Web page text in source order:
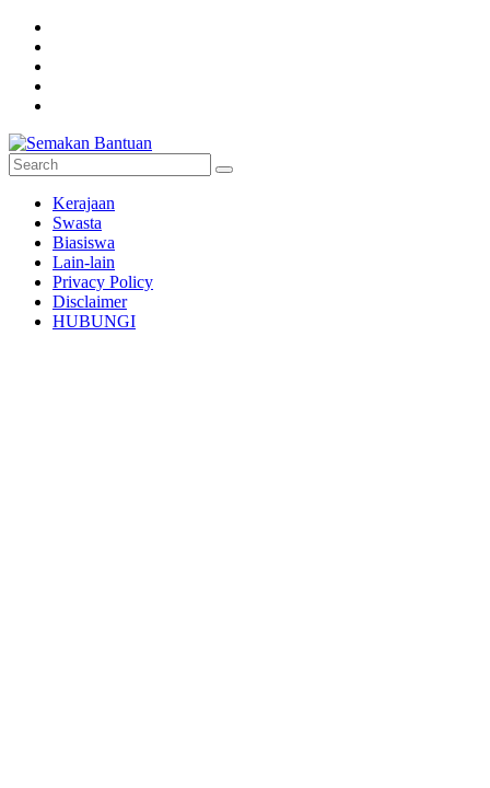
Skip
content
Semakan
Bantuan
Semakan
untuk
semua
Kerajaan
Swasta
Biasiswa
Lain-lain
Privacy Policy
Disclaimer
HUBUNGI